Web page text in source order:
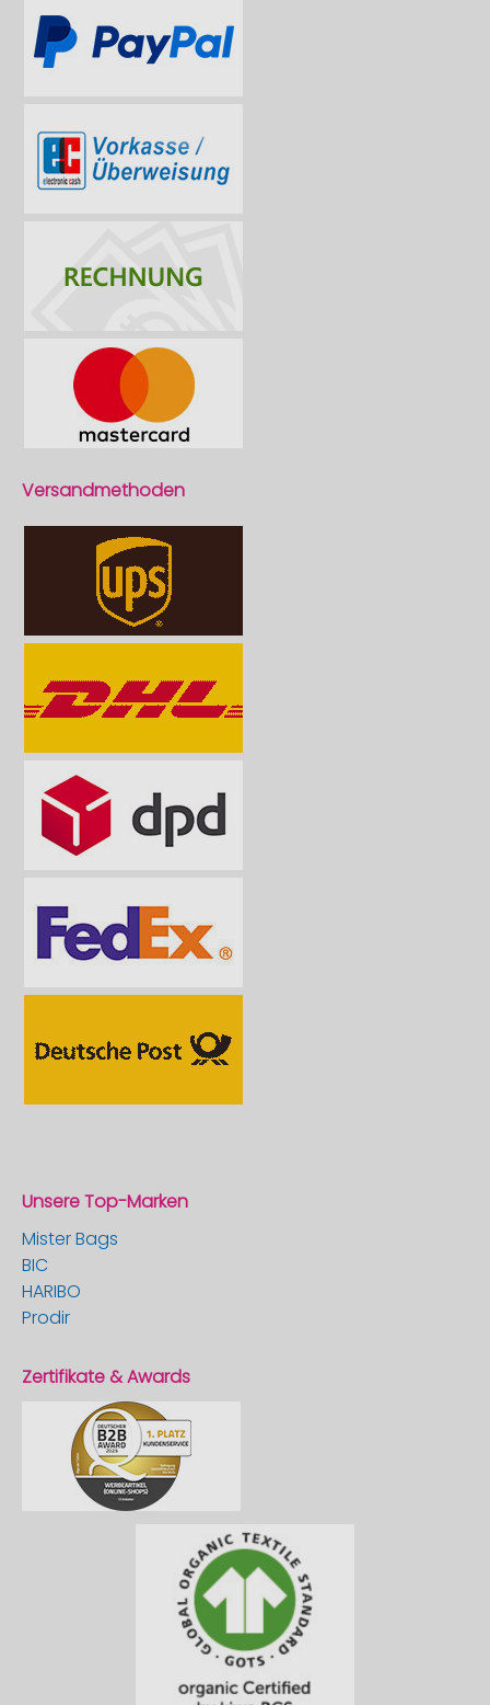
Versandmethoden
Unsere Top-Marken
Mister Bags
BIC
HARIBO
Prodir
Zertifikate & Awards